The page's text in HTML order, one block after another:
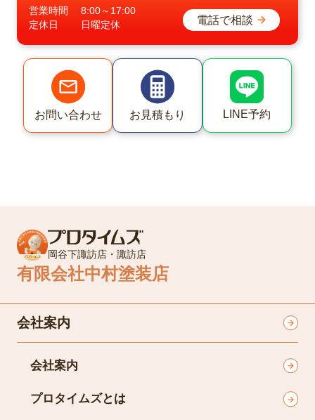
営業時間
8:00～17:00
定休日
日曜定休 電話で相談
お問い合わせ お見積もり LINE予約
岡谷下諏訪店・諏訪店
有限会社中村塗装店
会社案内
会社案内
プロタイムズとは